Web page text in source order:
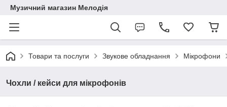
Музичний магазин Мелодія
Товари та послуги Звукове обладнання Мікрофони
Чохли / кейси для мікрофонів